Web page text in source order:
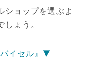
ショップを選ぶよ
ょう。
イセル』▼